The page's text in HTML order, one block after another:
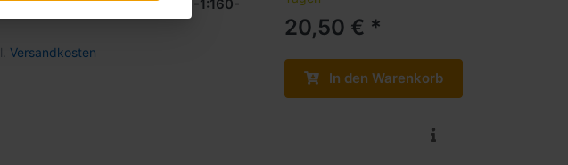
MAN Lion´s City DL07 -1:160-
Versandkosten
20,50 € *
In den Warenkorb